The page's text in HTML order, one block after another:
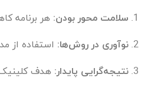
سلامت محور بودن: هر برنامه
نوآوری در روش‌ها: استفاده از
نتیجه‌گرایی پایدار: هدف